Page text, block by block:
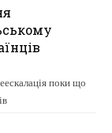
поки що